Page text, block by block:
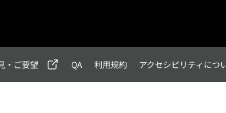
・ご要望 QA 利用規約 アクセシビリティにつ